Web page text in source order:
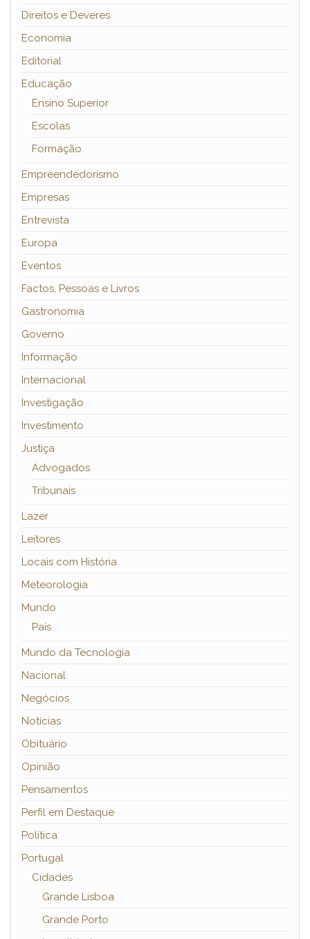
Direitos e Deveres
Economia
Editorial
Educação
Ensino Superior
Escolas
Formação
Empreendedorismo
Empresas
Entrevista
Europa
Eventos
Factos, Pessoas e Livros
Gastronomia
Governo
Informação
Internacional
Investigação
Investimento
Justiça
Advogados
Tribunais
Lazer
Leitores
Locais com História
Meteorologia
Mundo
País
Mundo da Tecnologia
Nacional
Negócios
Notícias
Obituário
Opinião
Pensamentos
Perfil em Destaque
Política
Portugal
Cidades
Grande Lisboa
Grande Porto